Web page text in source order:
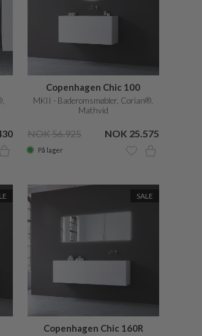
Copenhagen Chic 100
MKII - Baderomsmøbler, Corian®,
Mathvid
NOK 56.925 NOK 25.575
På lager
SALE
Copenhagen Chic 160R